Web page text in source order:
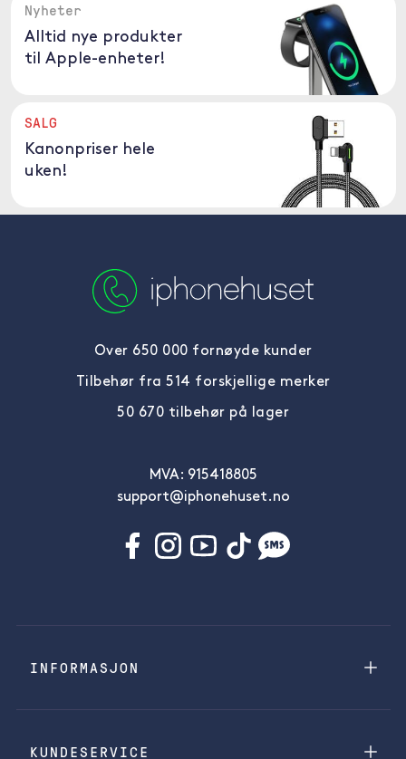
Nyheter
Alltid nye produkter
til Apple-enheter!
SALG
Kanonpriser hele
uken!
Over 650 000 fornøyde kunder
Tilbehør fra 514 forskjellige merker
50 670 tilbehør på lager
MVA: 915418805
support@iphonehuset.no
INFORMASJON
KUNDESERVICE